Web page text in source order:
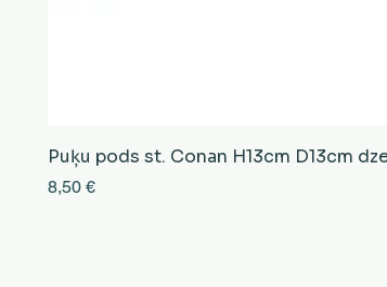
Puķu pods st. Conan H13cm D13cm
Cena
8,50 €